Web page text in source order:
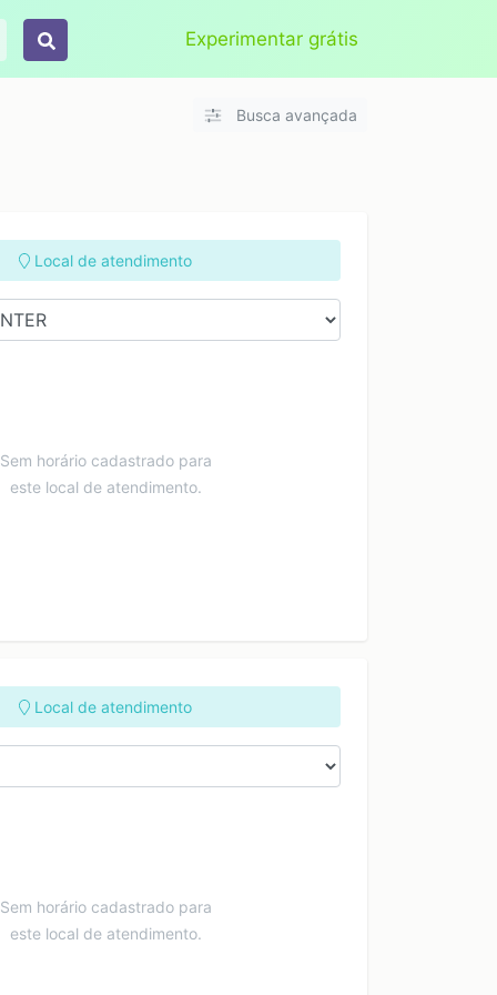
Experimentar grátis
Aplicar
Busca avançada
Local de atendimento
Sem horário cadastrado para
este local de atendimento.
Local de atendimento
Sem horário cadastrado para
este local de atendimento.